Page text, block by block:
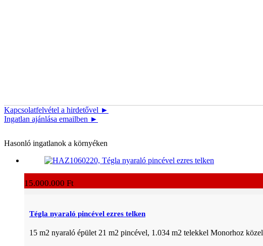
Kapcsolatfelvétel a hirdetővel ►
Ingatlan ajánlása emailben ►
Hasonló ingatlanok a környéken
15.000.000 Ft
Tégla nyaraló pincével ezres telken
15 m2 nyaraló épület 21 m2 pincével, 1.034 m2 telekkel Monorhoz közel